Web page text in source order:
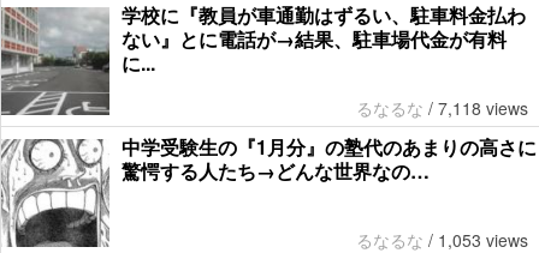
学校に『教員が車通勤はずるい、駐車料金払わ
ない』とに電話が→結果、駐車場代金が有料
に...
るなるな / 7,118 views
中学受験生の『1月分』の塾代のあまりの高さに
驚愕する人たち→どんな世界なの…
るなるな / 1,053 views